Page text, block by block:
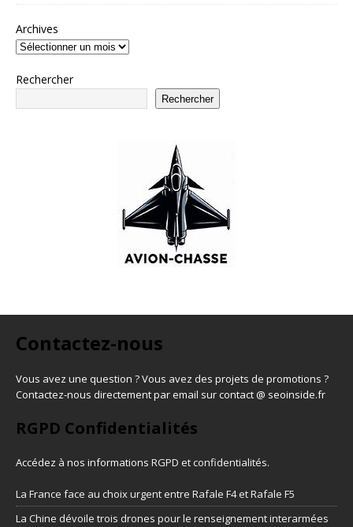
Archives
Rechercher
Rechercher
Contactez-nous
Vous avez une question ? Vous avez des projets de promotions ?
Contactez-nous directement par email sur contact @ seoinside.fr
RGPD Confidentialités
Accédez à nos informations RGPD et confidentialités.
La France face au choix urgent entre Rafale F4 et Rafale F5
La Chine dévoile trois drones pour le renseignement interarmées